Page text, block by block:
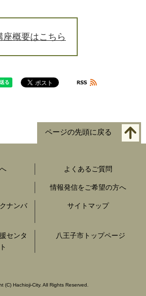
座概要はこちら
ページの先頭に戻る
よくあるご質問
情報発信をご希望の方へ
ナンバ
サイトマップ
センタ
八王子市トップページ
(C) Hachioji-City. All Rights Reserved.